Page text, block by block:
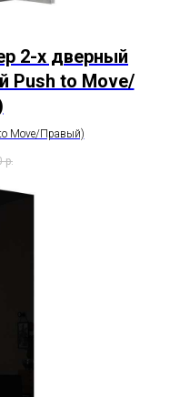
2-х дверный
Push to Move/
Move/Правый)
р.